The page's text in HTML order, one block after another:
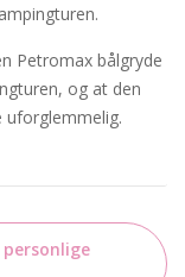
Petromax bålgryde
og at den